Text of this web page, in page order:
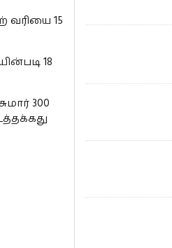
வரியை 15
18
300